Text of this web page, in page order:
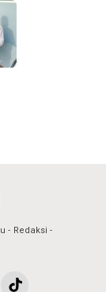
Redaksi